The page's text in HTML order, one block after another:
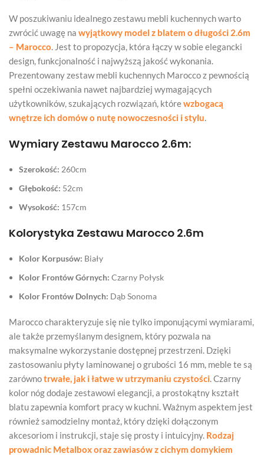
W poszukiwaniu idealnego zestawu mebli kuchennych warto
zwrócić uwagę na wyjątkowy model z blatem o długości 2.6m
– Marocco. Jest to propozycja, która łączy w sobie elegancki
design, funkcjonalność i najwyższą jakość wykonania.
Prezentowany zestaw mebli kuchennych Marocco z pewnością
spełni oczekiwania nawet najbardziej wymagających
użytkowników, szukających rozwiązań, którewzbogacą
wnętrze ich domów o nutę nowoczesności i stylu.
Wymiary Zestawu Marocco 2.6m:
Szerokość: 260cm
Głębokość: 52cm
Wysokość: 157cm
Kolorystyka Zestawu Marocco 2.6m
Kolor Korpusów: Biały
Kolor Frontów Górnych: Czarny Połysk
Kolor Frontów Dolnych: Dąb Sonoma
Marocco charakteryzuje się nie tylko imponującymi wymiarami,
ale także przemyślanym designem, który pozwala na
maksymalne wykorzystanie dostępnej przestrzeni. Dzięki
zastosowaniu płyty laminowanej o grubości 16 mm, meble te są
zarównotrwałe, jak i łatwe w utrzymaniu czystości. Czarny
kolor nóg dodaje zestawowi elegancji, a prostokątny kształt
blatu zapewnia komfort pracy w kuchni. Ważnym aspektem jest
również samodzielny montaż, który dzięki dołączonym
akcesoriom i instrukcji, staje się prosty i intuicyjny. Rodzaj
prowadnic Metalbox oraz zawiasów z cichym domykiem